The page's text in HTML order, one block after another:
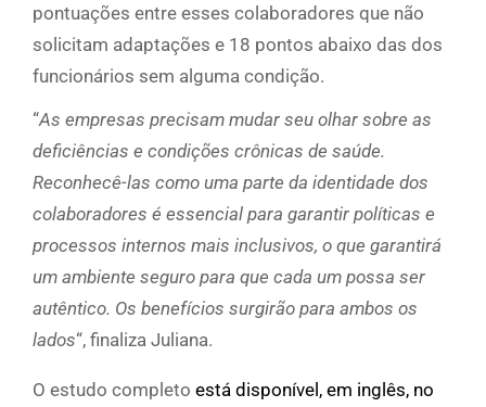
pontuações entre esses colaboradores que não
solicitam adaptações e 18 pontos abaixo das dos
funcionários sem alguma condição.
“As empresas precisam mudar seu olhar sobre as
deficiências e condições crônicas de saúde.
Reconhecê-las como uma parte da identidade dos
colaboradores é essencial para garantir políticas e
processos internos mais inclusivos, o que garantirá
um ambiente seguro para que cada um possa ser
autêntico. Os benefícios surgirão para ambos os
lados“, finaliza Juliana.
O estudo completo está disponível, em inglês, no